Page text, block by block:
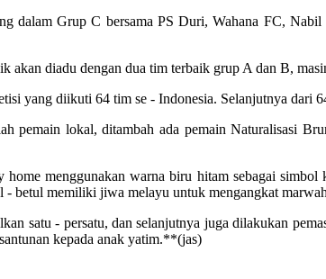
dalam Grup C bersama PS Duri, Wahana FC,
diadu dengan dua tim terbaik grup A dan B,
yang diikuti 64 tim se - Indonesia. Selanjutnya dari
pemain lokal, ditambah ada pemain Naturalisasi
menggunakan warna biru hitam sebagai
betul memiliki jiwa melayu untuk mengangkat
satu - persatu, dan selanjutnya juga dilakukan
kepada anak yatim.**(jas)